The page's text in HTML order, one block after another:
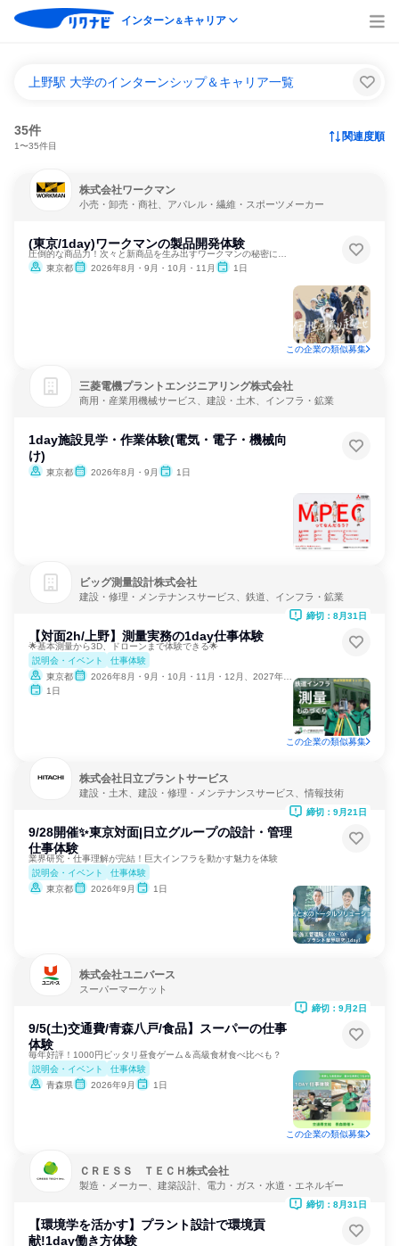
インターン＆キャリア
上野駅 大学のインターンシップ＆キャリア一覧
35件
1〜35件目
関連度順
株式会社ワークマン
小売・卸売・商社、アパレル・繊維・スポーツメーカー
(東京/1day)ワークマンの製品開発体験
東京都
2026年8月・9月・10月・11月 1日
この企業の類似募集
三菱電機プラントエンジニアリング株式会社
商用・産業用機械サービス、建設・土木、インフラ・鉱業
1day施設見学・作業体験(電気・電子・機械向
け)
東京都 2026年8月・9月 1日
ビッグ測量設計株式会社
建設・修理・メンテナンスサービス、鉄道、インフラ・鉱業
【対面2h/上野】測量実務の1day仕事体験
🌟基本測量から3D、ドローンまで体験できる🌟
説明会・イベント
仕事体験
東京都
2026年8月・9月・10月・11月・12月、2027年1月・2月
1日
締切：8月31日
この企業の類似募集
株式会社日立プラントサービス
建設・土木、建設・修理・メンテナンスサービス、情報技術
9/28開催✨東京対面|日立グループの設計・管理
仕事体験
業界研究・仕事理解が完結！巨大インフラを動かす魅力を体験
説明会・イベント
仕事体験
東京都
2026年9月 1日
締切：9月21日
株式会社ユニバース
スーパーマーケット
9/5(土)交通費/青森八戸/食品】スーパーの仕事
体験
毎年好評！1000円ピッタリ昼食ゲーム＆高級食材食べ比べも？
説明会・イベント
仕事体験
青森県
2026年9月 1日
締切：9月2日
この企業の類似募集
ＣＲＥＳＳ ＴＥＣＨ株式会社
製造・メーカー、建築設計、電力・ガス・水道・エネルギー
【環境学を活かす】プラント設計で環境貢
献!1day働き方体験
締切：8月31日